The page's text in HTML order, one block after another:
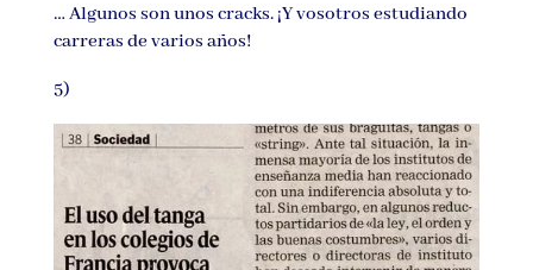
… Algunos son unos cracks. ¡Y vosotros estudiando
carreras de varios años!
5)